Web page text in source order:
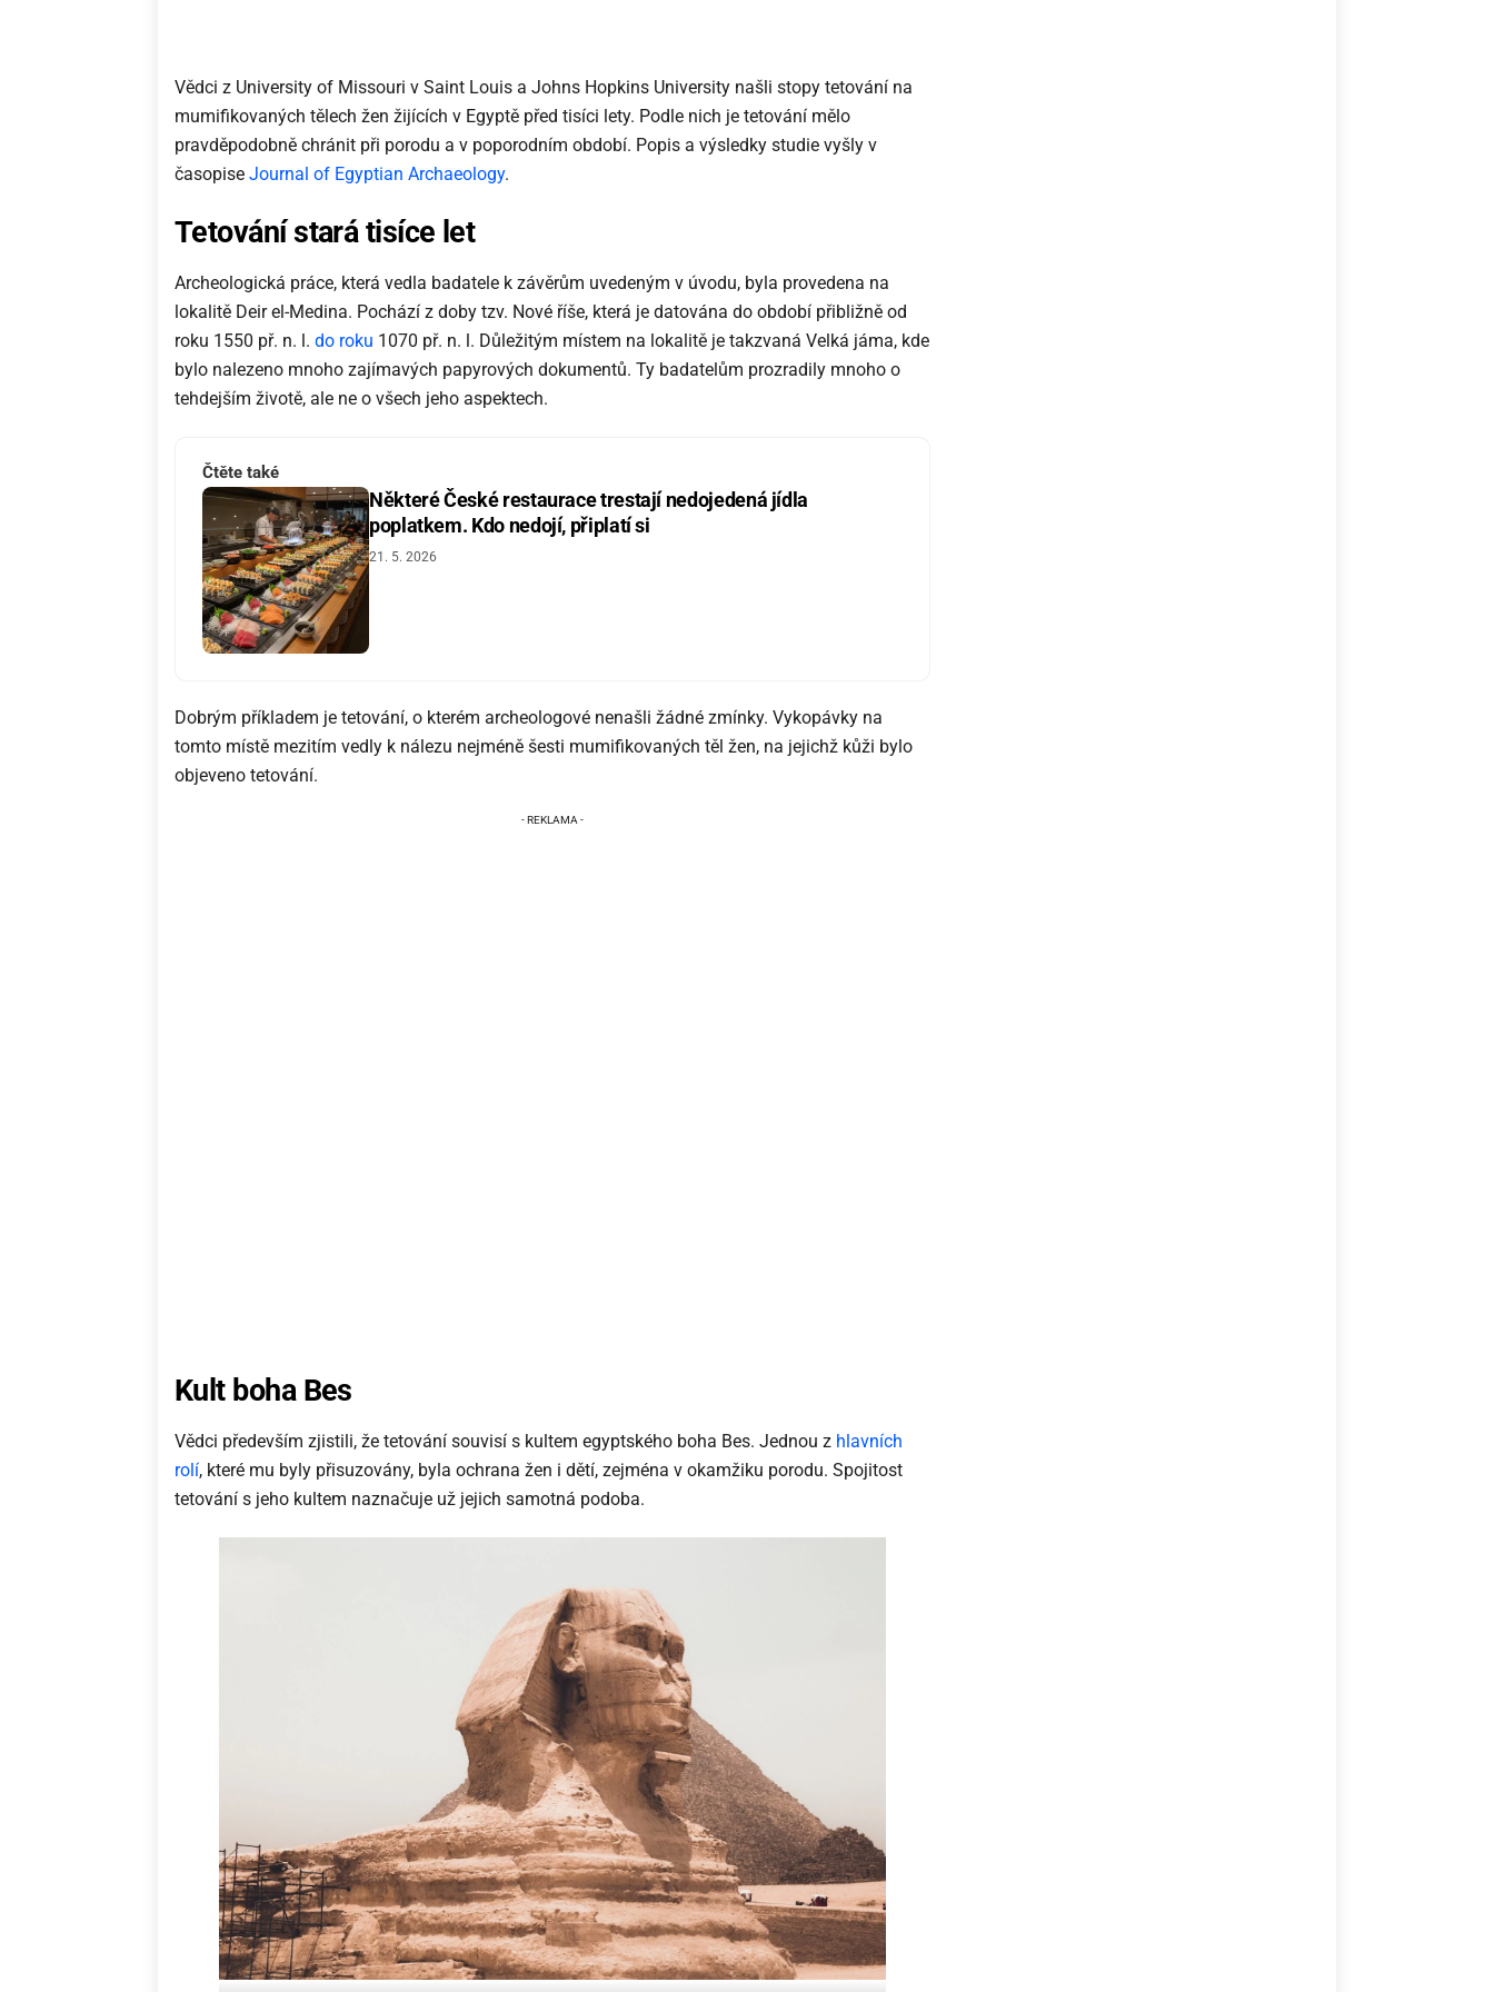
Vědci z University of Missouri v Saint Louis a Johns Hopkins University našli stopy tetování na
mumifikovaných tělech žen žijících v Egyptě před tisíci lety. Podle nich je tetování mělo
pravděpodobně chránit při porodu a v poporodním období. Popis a výsledky studie vyšly v
časopise Journal of Egyptian Archaeology.
Tetování stará tisíce let
Archeologická práce, která vedla badatele k závěrům uvedeným v úvodu, byla provedena na
lokalitě Deir el-Medina. Pochází z doby tzv. Nové říše, která je datována do období přibližně od
roku 1550 př. n. l. do roku 1070 př. n. l. Důležitým místem na lokalitě je takzvaná Velká jáma, kde
bylo nalezeno mnoho zajímavých papyrových dokumentů. Ty badatelům prozradily mnoho o
tehdejším životě, ale ne o všech jeho aspektech.
Čtěte také
Některé České restaurace trestají nedojedená jídla
poplatkem. Kdo nedojí, připlatí si
21. 5. 2026
Dobrým příkladem je tetování, o kterém archeologové nenašli žádné zmínky. Vykopávky na
tomto místě mezitím vedly k nálezu nejméně šesti mumifikovaných těl žen, na jejichž kůži bylo
objeveno tetování.
Kult boha Bes
Vědci především zjistili, že tetování souvisí s kultem egyptského boha Bes. Jednou z hlavních
rolí, které mu byly přisuzovány, byla ochrana žen i dětí, zejména v okamžiku porodu. Spojitost
tetování s jeho kultem naznačuje už jejich samotná podoba.